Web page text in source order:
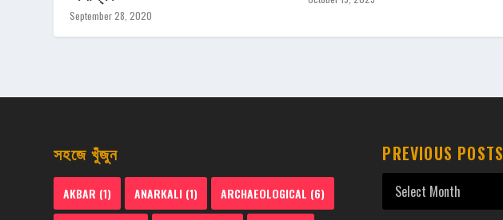
September 28, 2020
সহজে খুঁজুন
AKBAR (1) ANARKALI (1) ARCHAEOLOGICAL (6)
PREVIOUS POSTS